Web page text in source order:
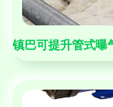
镇巴可提升管式曝